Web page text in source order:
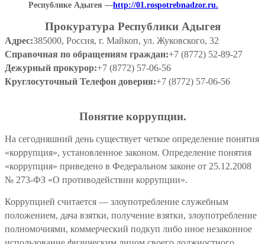
Республике Адыгея —http://01.rospotrebnadzor.ru.
Прокуратура Республики Адыгея
Адрес:385000, Россия, г. Майкоп, ул. Жуковского, 32
Справочная по обращениям граждан:+7 (8772) 52-89-27
Дежурный прокурор:+7 (8772) 57-06-56
Круглосуточный Телефон доверия:+7 (8772) 57-06-56
Понятие коррупции.
На сегодняшний день существует четкое определение понятия
«коррупция», установленное законом. Определение понятия
«коррупция» приведено в Федеральном законе от 25.12.2008
№ 273-ФЗ «О противодействии коррупции».
Коррупцией считается — злоупотребление служебным
положением, дача взятки, получение взятки, злоупотребление
полномочиями, коммерческий подкуп либо иное незаконное